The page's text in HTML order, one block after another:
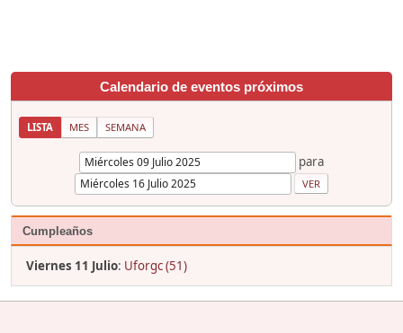
Calendario de eventos próximos
LISTA MES SEMANA
para
Cumpleaños
Viernes 11 Julio: Uforgc (51)